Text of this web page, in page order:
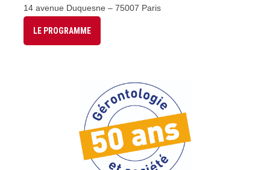
14 avenue Duquesne – 75007 Paris
LE PROGRAMME